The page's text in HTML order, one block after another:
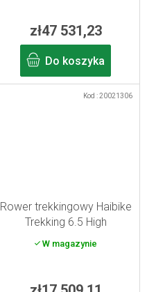
zł47 531,23
Do koszyka
Rower trekkingowy Haibike
Trekking 6.5 High
W magazynie
Kod :20021306